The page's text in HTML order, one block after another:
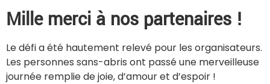
Mille merci à nos partenaires !
Le défi a été hautement relevé pour les organisateurs.
Les personnes sans-abris ont passé une merveilleuse
journée remplie de joie, d’amour et d’espoir !